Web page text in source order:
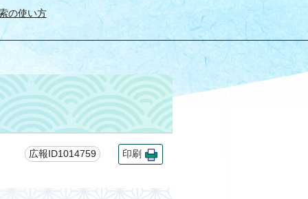
の使い方
広報ID1014759 印刷